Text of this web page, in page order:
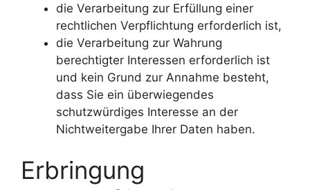
die Verarbeitung zur Erfüllung einer
rechtlichen Verpflichtung erforderlich ist,
die Verarbeitung zur Wahrung
berechtigter Interessen erforderlich ist
und kein Grund zur Annahme besteht,
dass Sie ein überwiegendes
schutzwürdiges Interesse an der
Nichtweitergabe Ihrer Daten haben.
Erbringung